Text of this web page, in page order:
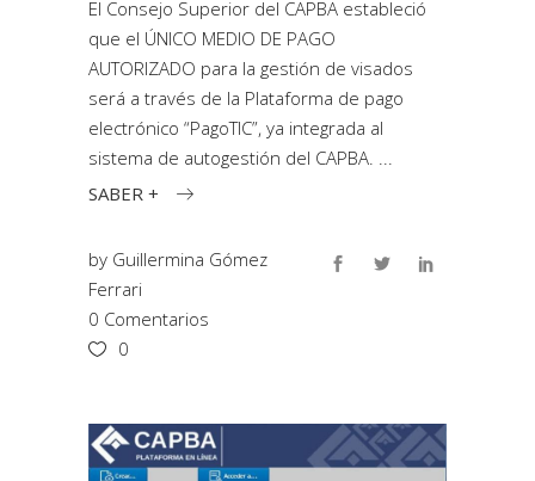
El Consejo Superior del CAPBA estableció
que el ÚNICO MEDIO DE PAGO
AUTORIZADO para la gestión de visados
será a través de la Plataforma de pago
electrónico “PagoTIC”, ya integrada al
sistema de autogestión del CAPBA.
SABER +
by Guillermina Gómez
Ferrari
0 Comentarios
0